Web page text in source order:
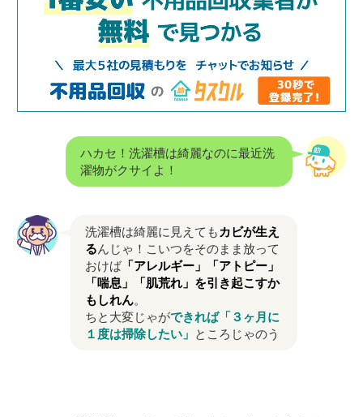
ハカセ！洗濯槽は綺麗なのに最近洗
濯物がクサイよ！
洗濯槽は綺麗に見えても カビが生え
るんじゃ！こいつをそのまま放って
おけば「アレルギー」「アトピー」
「喘息」「肌荒れ」を引き起こすか
もしれん。
ちと大変じゃができれば「３ヶ月に
１度は掃除したい」 ところじゃのう